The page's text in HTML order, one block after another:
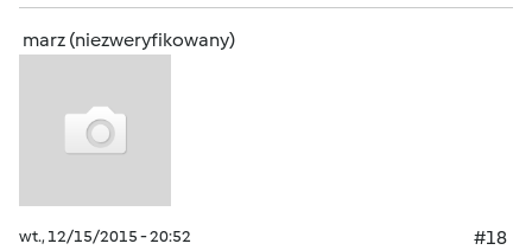
marz (niezweryfikowany)
wt., 12/15/2015 - 20:52
#18